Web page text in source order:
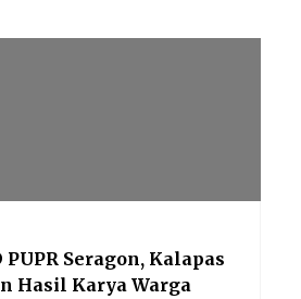
Seragon, Kalapas
Hasil Karya Warga